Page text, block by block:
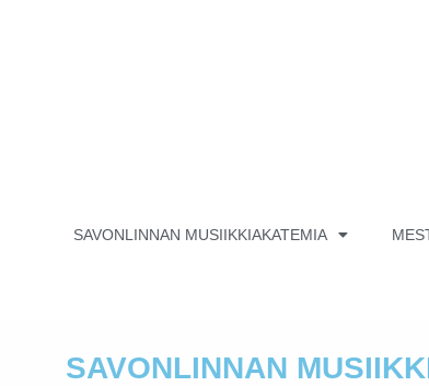
SAVONLINNAN MUSIIKKIAKATEMIA
SAVONLINNAN